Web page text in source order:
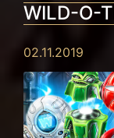
WILD-O-
02.11.2019